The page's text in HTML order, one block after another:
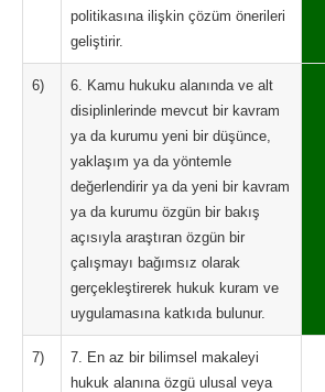
politikasına ilişkin çözüm önerileri
geliştirir.
6)
6. Kamu hukuku alanında ve alt
disiplinlerinde mevcut bir kavram
ya da kurumu yeni bir düşünce,
yaklaşım ya da yöntemle
değerlendirir ya da yeni bir kavram
ya da kurumu özgün bir bakış
açısıyla araştıran özgün bir
çalışmayı bağımsız olarak
gerçekleştirerek hukuk kuram ve
uygulamasına katkıda bulunur.
7)
7. En az bir bilimsel makaleyi
hukuk alanına özgü ulusal veya